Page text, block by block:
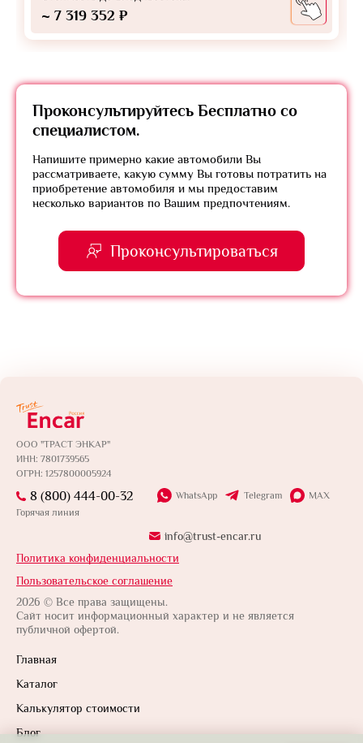
~ 7 319 352 ₽
Проконсультируйтесь Бесплатно со
специалистом.
Напишите примерно какие автомобили Вы
рассматриваете, какую сумму Вы готовы потратить на
приобретение автомобиля и мы предоставим
несколько вариантов по Вашим предпочтениям.
Проконсультироваться
ООО "ТРАСТ ЭНКАР"
ИНН: 7801739565
ОГРН: 1257800005924
Политика конфиденциальности
Пользовательское соглашение
2026 © Все права защищены.
Сайт носит информационный характер и не является
публичной офертой.
Главная
Каталог
Калькулятор стоимости
Блог
8 (800) 444-00-32
Горячая линия
WhatsApp Telegram MAX
info@trust-encar.ru